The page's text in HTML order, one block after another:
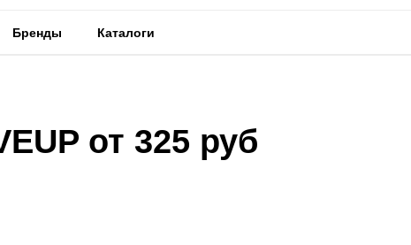
Бренды Каталоги
от 325 руб